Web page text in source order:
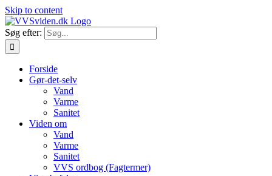
Skip to content
Søg efter:
Forside
Gør-det-selv
Vand
Varme
Sanitet
Viden om
Vand
Varme
Sanitet
VVS ordbog (Fagtermer)